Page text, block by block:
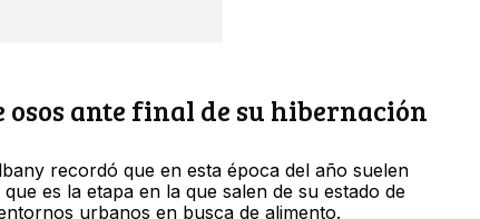
ante final de su hibernación
recordó que en esta época del año suelen
es la etapa en la que salen de su estado de
urbanos en busca de alimento.